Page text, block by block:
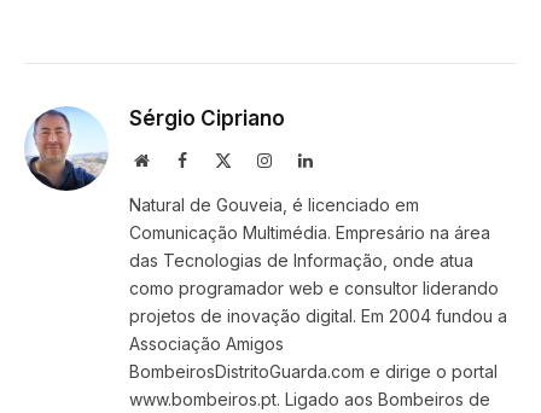
Sérgio Cipriano
WebsiteFacebook InstagramLinkedIn
Natural de Gouveia, é licenciado em
Comunicação Multimédia. Empresário na área
das Tecnologias de Informação, onde atua
como programador web e consultor liderando
projetos de inovação digital. Em 2004 fundou a
Associação Amigos
BombeirosDistritoGuarda.com e dirige o portal
www.bombeiros.pt. Ligado aos Bombeiros de